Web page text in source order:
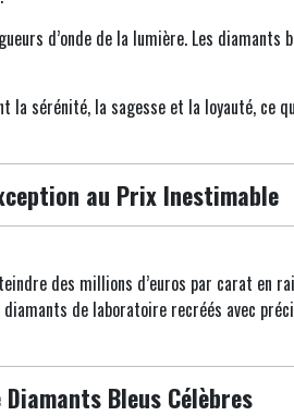
d’onde de la lumière. Les
sérénité, la sagesse et la loyauté, ce
au Prix Inestimable
des millions d’euros par carat en
diamants de laboratoire recréés avec
Diamants Bleus Célèbres